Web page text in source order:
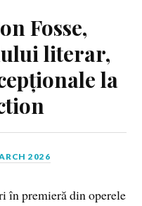
Fosse,
literar,
la
2026
în premieră din operele